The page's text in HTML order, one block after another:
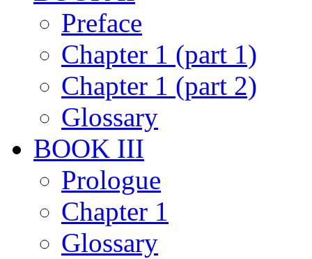
Preface
Chapter 1 (part 1)
Chapter 1 (part 2)
Glossary
BOOK III
Prologue
Chapter 1
Glossary